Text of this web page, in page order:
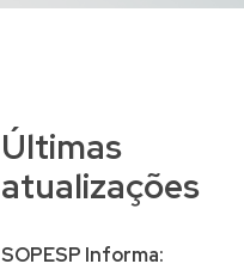
Últimas
atualizações
SOPESP Informa: